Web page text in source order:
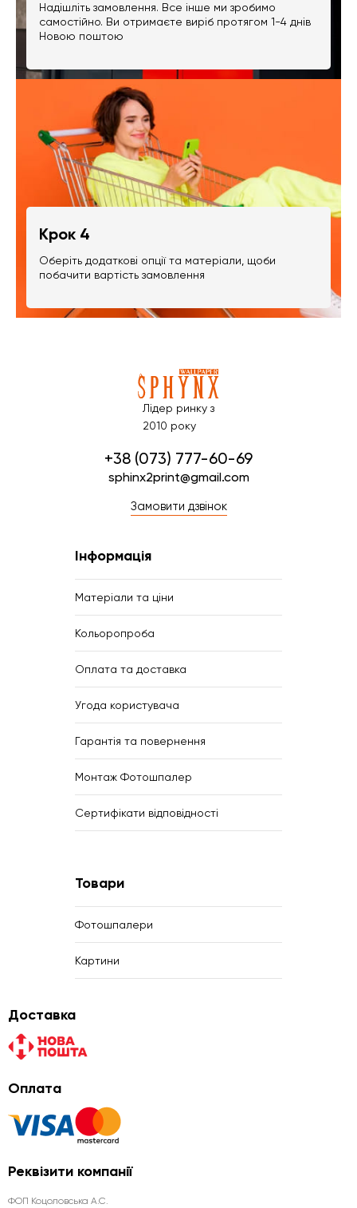
Надішліть замовлення. Все інше ми зробимо
самостійно. Ви отримаєте виріб протягом 1-4 днів
Новою поштою
Крок 4
Оберіть додаткові опції та матеріали, щоби
побачити вартість замовлення
Лідер ринку з
2010 року
+38 (073) 777-60-69
sphinx2print@gmail.com
Замовити дзвінок
Інформація
Матеріали та ціни
Кольоропроба
Оплата та доставка
Угода користувача
Гарантія та повернення
Монтаж Фотошпалер
Сертифікати відповідності
Товари
Фотошпалери
Картини
Доставка
Оплата
Реквізити компанії
ФОП Коцоловська А.С.